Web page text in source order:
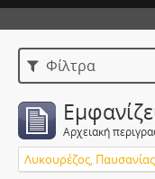
Φίλτρα
Αρχειακή
Λυκουρέζος, Παυσανίας